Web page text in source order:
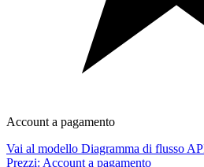
Account a pagamento
Vai al modello Diagramma di flusso
Prezzi: Account a pagamento